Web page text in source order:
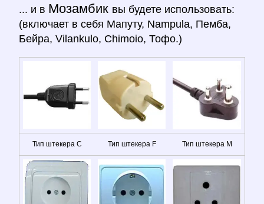
... и в Мозамбик вы будете использовать:
(включает в себя Мапуту, Nampula, Пемба,
Бейра, Vilankulo, Chimoio, Тофо.)
Тип штекера C Тип штекера F Тип штекера M